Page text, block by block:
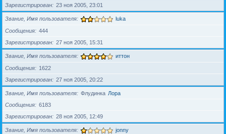
Зарегистрирован
23 ноя 2005, 23:01
Звание, Имя пользователя luka
Сообщения
444
Зарегистрирован
27 ноя 2005, 15:31
Звание, Имя пользователя иттон
Сообщения
1622
Зарегистрирован
27 ноя 2005, 20:22
Звание, Имя пользователя Флудинка Лора
Сообщения
6183
Зарегистрирован
28 ноя 2005, 12:49
Звание, Имя пользователя jonny